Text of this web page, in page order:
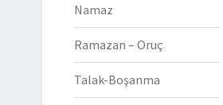
Namaz
Ramazan – Oruç
Talak-Boşanma